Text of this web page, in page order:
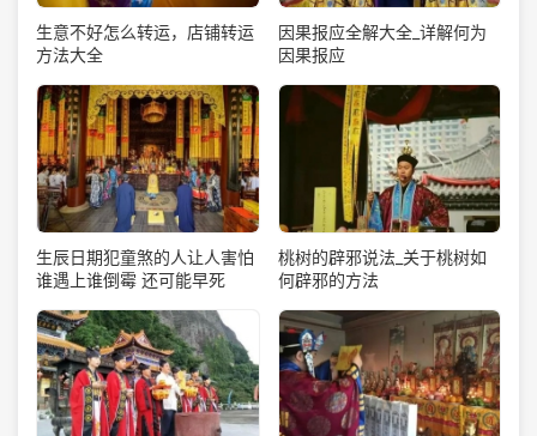
生意不好怎么转运，店铺转运
方法大全
因果报应全解大全_详解何为
因果报应
生辰日期犯童煞的人让人害怕
谁遇上谁倒霉 还可能早死
桃树的辟邪说法_关于桃树如
何辟邪的方法